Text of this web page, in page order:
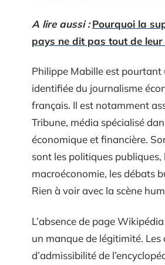
A lire aussi : Pourquoi la
pays ne dit pas tout de leur
Philippe Mabille est pourtant
identifiée du journalisme
français. Il est notamment
Tribune, média spécialisé
économique et financière.
sont les politiques publiques,
macroéconomie, les débats
Rien à voir avec la scène
L’absence de page
un manque de légitimité. Les
d’admissibilité de